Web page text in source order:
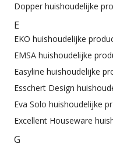
Dopper huishoudelijke
E
EKO huishoudelijke
EMSA huishoudelijke
Easyline huishoudelijke
Esschert Design
Eva Solo huishoudelijke
Excellent Houseware
G